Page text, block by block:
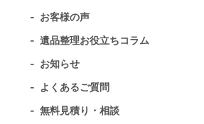
お客様の声
遺品整理お役立ちコラム
お知らせ
よくあるご質問
無料⾒積り・相談